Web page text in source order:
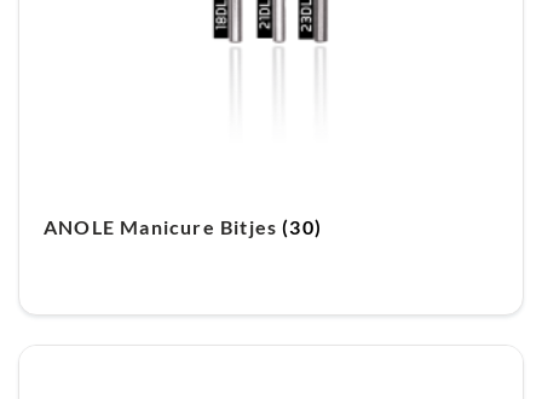
ANOLE Manicure Bitjes(30)